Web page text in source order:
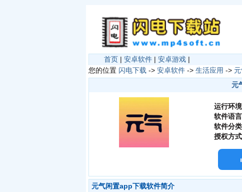
首页 | 安卓软件 | 安卓游戏 |
您的位置 闪电下载 -> 安卓软件 -> 生活应用 ->
元
运行环境
软件语言
软件分类
授权方式
元气闲置app下载软件简介